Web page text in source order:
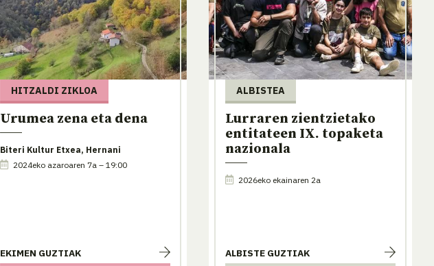
HITZALDI ZIKLOA
Urumea zena eta dena
Biteri Kultur Etxea, Hernani
2024eko azaroaren 7a – 19:00
EKIMEN GUZTIAK
ALBISTEA
Lurraren zientzietako
entitateen IX. topaketa
nazionala
2026eko ekainaren 2a
ALBISTE GUZTIAK